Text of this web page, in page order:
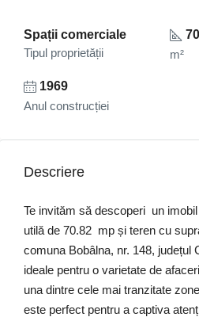
Spații comerciale
Tipul proprietății
m²
1969
Anul construcției
Descriere
Te invităm să descoperi un
utilă de 70.82 mp și teren cu
comuna Bobâlna, nr. 148, județul
ideale pentru o varietate de
una dintre cele mai tranzitate
este perfect pentru a captiva